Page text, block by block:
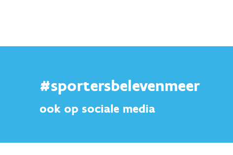
#sportersbelevenmeer
ook op sociale media